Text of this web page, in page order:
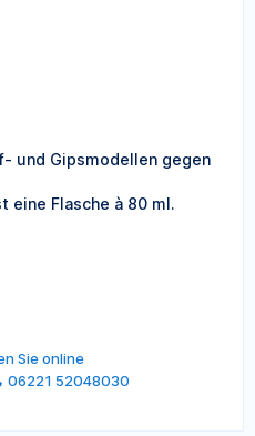
und Gipsmodellen gegen
eine Flasche à 80 ml.
Sie online
06221 52048030